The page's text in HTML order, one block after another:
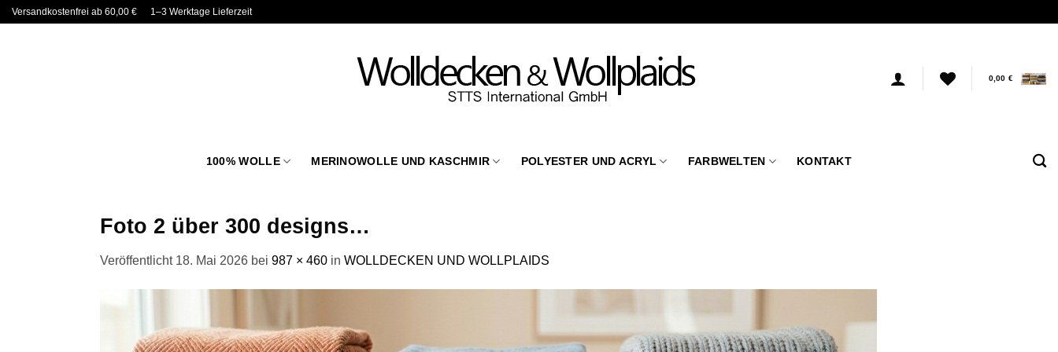
ZumVersandkostenfrei ab 60,00 € 1–3 Werktage Lieferzeit
0,00 €
100% WOLLE MERINOWOLLE UND KASCHMIR POLYESTER UND ACRYL FARBWELTEN KONTAKT
Foto 2 über 300 designs…
Veröffentlicht 18. Mai 2026 bei 987 × 460 in WOLLDECKEN UND WOLLPLAIDS